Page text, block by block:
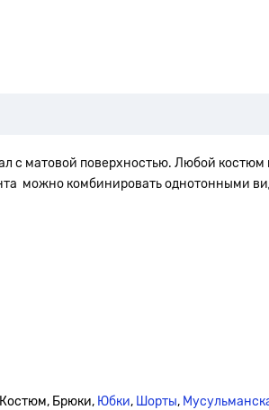
с матовой поверхностью. Любой костюм
можно комбинировать однотонными
Брюки, Юбки, Шорты,